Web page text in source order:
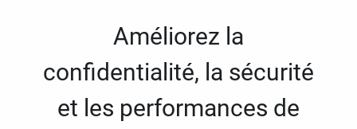
Améliorez la
confidentialité, la sécurité
et les performances de